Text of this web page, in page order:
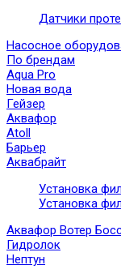
Датчики
Насосное
По брендам
Aqua Pro
Новая вода
Гейзер
Аквафор
Atoll
Барьер
Аквабрайт
Установка
Установка
Аквафор Вотер
Гидролок
Нептун